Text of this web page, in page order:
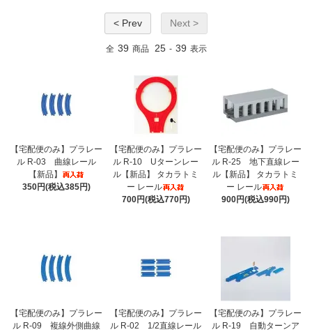
< Prev Next >
全 39 商品 25 - 39 表示
【宅配便のみ】プラレー
ル R-03 曲線レール
【新品】
350円(税込385円)
【宅配便のみ】プラレー
ル R-10 Uターンレー
ル【新品】 タカラトミ
ー レール
700円(税込770円)
【宅配便のみ】プラレー
ル R-25 地下直線レー
ル【新品】 タカラトミ
ー レール
900円(税込990円)
【宅配便のみ】プラレー
ル R-09 複線外側曲線
【宅配便のみ】プラレー
ル R-02 1/2直線レール
【宅配便のみ】プラレー
ル R-19 自動ターンア